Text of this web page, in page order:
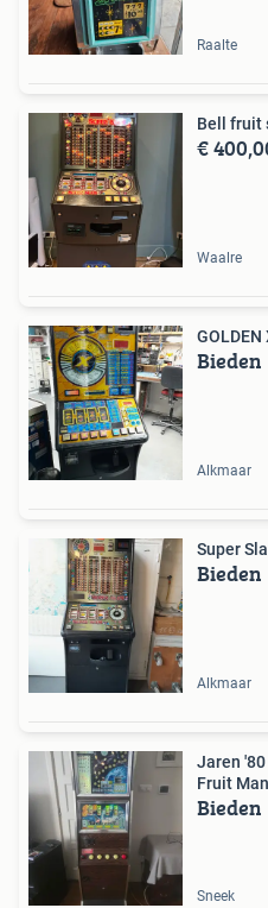
Raalte
Bell fruit
€
Waalre
Bieden
Alkmaar
Super
Bieden
Alkmaar
Jaren '80
Fruit
Bieden
Sneek